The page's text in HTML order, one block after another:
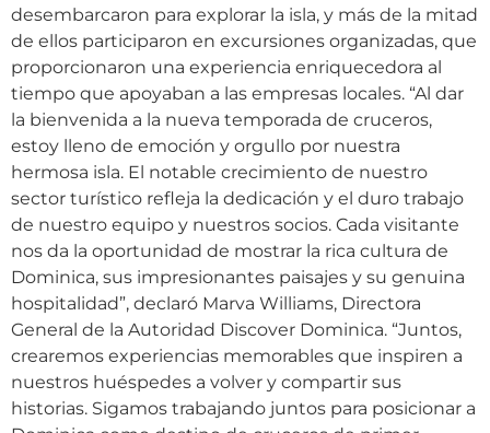
desembarcaron para explorar la isla, y más de la mitad
de ellos participaron en excursiones organizadas, que
proporcionaron una experiencia enriquecedora al
tiempo que apoyaban a las empresas locales. “Al dar
la bienvenida a la nueva temporada de cruceros,
estoy lleno de emoción y orgullo por nuestra
hermosa isla. El notable crecimiento de nuestro
sector turístico refleja la dedicación y el duro trabajo
de nuestro equipo y nuestros socios. Cada visitante
nos da la oportunidad de mostrar la rica cultura de
Dominica, sus impresionantes paisajes y su genuina
hospitalidad”, declaró Marva Williams, Directora
General de la Autoridad Discover Dominica. “Juntos,
crearemos experiencias memorables que inspiren a
nuestros huéspedes a volver y compartir sus
historias. Sigamos trabajando juntos para posicionar a